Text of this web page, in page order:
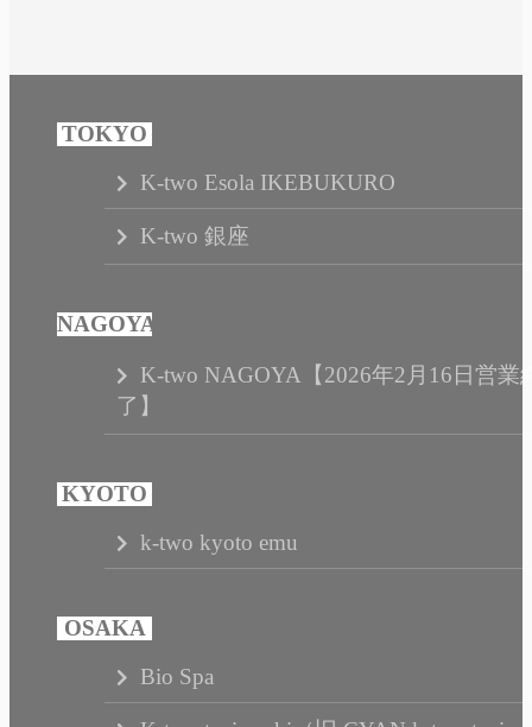
K-two Esola IKEBUKURO
K-two 銀座
K-two NAGOYA【2026年2月16日営業
了】
k-two kyoto emu
Bio Spa